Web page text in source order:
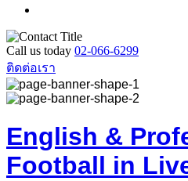
Call us today 02-066-6299
ติดต่อเรา
English &
Football in